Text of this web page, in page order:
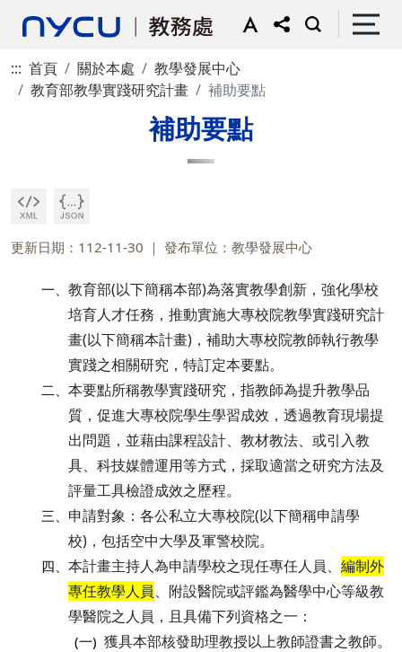
::: 首頁 關於本處
教學發展中心
教育部教學實踐研究計畫
補助要點
補助要點
更新日期：112-11-30 發布單位：教學發展中心
一、 教育部(以下簡稱本部)為落實教學創新，強化學校
培育人才任務，推動實施大專校院教學實踐研究計
畫(以下簡稱本計畫)，補助大專校院教師執行教學
實踐之相關研究，特訂定本要點。
二、 本要點所稱教學實踐研究，指教師為提升教學品
質，促進大專校院學生學習成效，透過教育現場提
出問題，並藉由課程設計、教材教法、或引入教
具、科技媒體運用等方式，採取適當之研究方法及
評量工具檢證成效之歷程。
三、 申請對象：各公私立大專校院(以下簡稱申請學
校)，包括空中大學及軍警校院。
四、 本計畫主持人為申請學校之現任專任人員、 編制外
專任教學人員、附設醫院或評鑑為醫學中心等級教
學醫院之人員，且具備下列資格之一：
(一) 獲具本部核發助理教授以上教師證書之教師。